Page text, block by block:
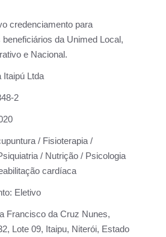
credenciamento para
beneficiários da Unimed Local,
e Nacional.
Itaipú Ltda
2
/ Fisioterapia /
/ Nutrição / Psicologia
cardíaca
Eletivo
Francisco da Cruz Nunes,
Lote 09, Itaipu, Niterói, Estado